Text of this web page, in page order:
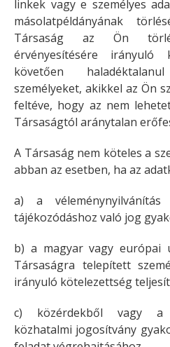
linkek vagy e személyes
másolatpéldányának
Társaság az Ön
érvényesítésére irányuló
követően
személyeket, akikkel az Ön
feltéve, hogy az nem
Társaságtól aránytalan
A Társaság nem köteles a
abban az esetben, ha az
a) a
tájékozódáshoz való jog
b) a magyar vagy európai
Társaságra telepített
irányuló kötelezettség
c) közérdekből vagy a
közhatalmi jogosítvány